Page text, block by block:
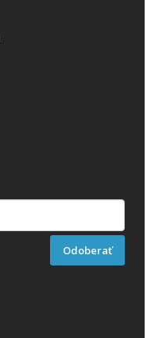
Odoberať